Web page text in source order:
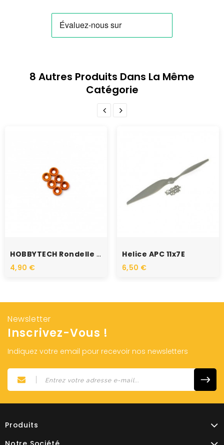
8 Autres Produits Dans La Même
Catégorie
HOBBYTECH Rondelle Cuvette...
4,90 €
Helice APC 11x7E
6,50 €
Newsletter
Inscrivez-Vous !
Indiquez votre email pour recevoir nos newsletters
Produits